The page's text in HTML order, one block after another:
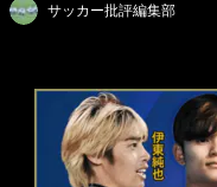
サッカー批評編集部